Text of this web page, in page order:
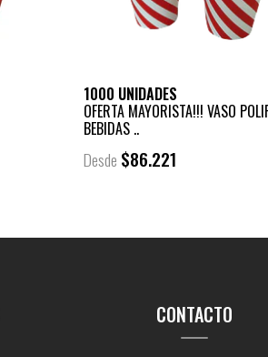
1000 UNIDADES
OFERTA MAYORISTA!!! VASO
BEBIDAS ..
Desde $86.221
CONTACTO